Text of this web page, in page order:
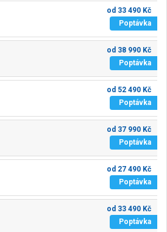
od 33 490 Kč
Poptávka
od 38 990 Kč
Poptávka
od 52 490 Kč
Poptávka
od 37 990 Kč
Poptávka
od 27 490 Kč
Poptávka
od 33 490 Kč
Poptávka